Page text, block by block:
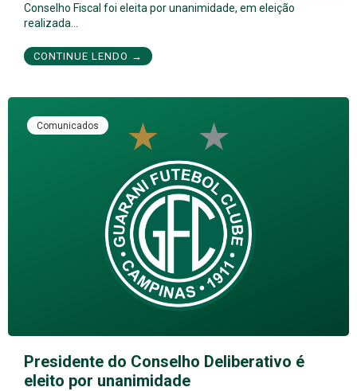
Conselho Fiscal foi eleita por unanimidade, em eleição
realizada…
CONTINUE LENDO →
Comunicados
Presidente do Conselho Deliberativo é
eleito por unanimidade